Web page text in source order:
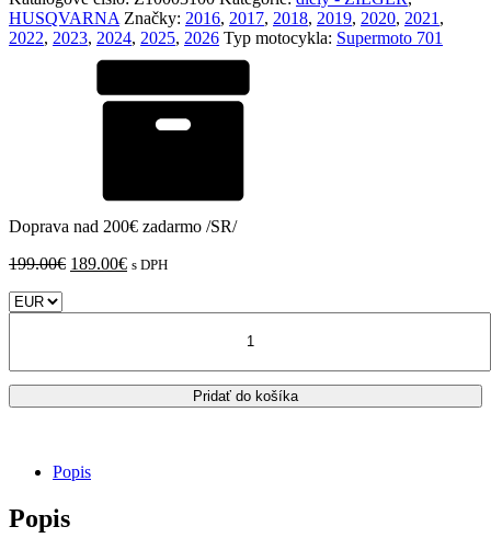
HUSQVARNA Značky: 2016, 2017, 2018, 2019, 2020, 2021 ,
2022, 2023, 2024, 2025, 2026 Typ motocykla: Supermoto 701
Doprava nad 200€ zadarmo /SR/
199.00€ Pôvodná
189.00€Aktuálna
s DPH
Pridať do košíka
Popis
Popis